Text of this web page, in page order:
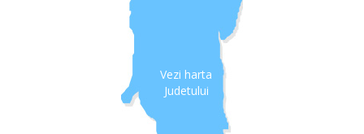
Vezi harta
Judetului